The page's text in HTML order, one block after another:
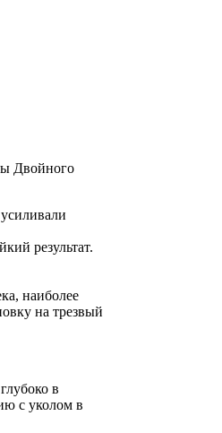
Двойного
результат.
наиболее
на трезвый
в
с уколом в